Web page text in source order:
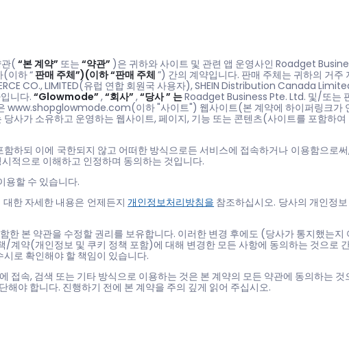
( “본 계약” 또는 “약관” )은 귀하와 사이트 및 관련 앱 운영사인 Roadget
(이하 “ 판매 주체”)(이하 “판매 주체 ”) 간의 계약입니다. 판매 주체는 귀하의 거주
CO., LIMITED(유럽 연합 회원국 사용자), SHEIN Distribution Canada
니다. “Glowmode” ,“회사” ,“당사” 는Roadget Business Pte. Ltd. 및/또는
www.shopglowmode.com(이하 "사이트") 웹사이트(본 계약에 하이퍼링크가
사가 소유하고 운영하는 웹사이트, 페이지, 기능 또는 콘텐츠(사이트를 포함하여
하되 이에 국한되지 않고 어떠한 방식으로든 서비스에 접속하거나 이용함으로
적으로 이해하고 인정하며 동의하는 것입니다.
용할 수 있습니다.
한 자세한 내용은 언제든지 개인정보처리방침을 참조하십시오. 당사의 개인정
한 본 약관을 수정할 권리를 보유합니다. 이러한 변경 후에도 (당사가 통지했는지
계약(개인정보 및 쿠키 정책 포함)에 대해 변경한 모든 사항에 동의하는 것으로
로 확인해야 할 책임이 있습니다.
접속, 검색 또는 기타 방식으로 이용하는 것은 본 계약의 모든 약관에 동의하는 것
야 합니다. 진행하기 전에 본 계약을 주의 깊게 읽어 주십시오.